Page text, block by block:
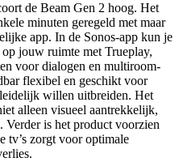
de Beam Gen 2 hoog. Het
minuten geregeld met maar
app. In de Sonos-app kun je
jouw ruimte met Trueplay,
voor dialogen en multiroom-
flexibel en geschikt voor
willen uitbreiden. Het
alleen visueel aantrekkelijk,
Verder is het product voorzien
zorgt voor optimale